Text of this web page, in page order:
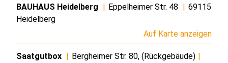
BAUHAUS Heidelberg Eppelheimer Str. 48
69115
Heidelberg
Auf Karte anzeigen
Saatgutbox Bergheimer Str. 80, (Rückgebäude)